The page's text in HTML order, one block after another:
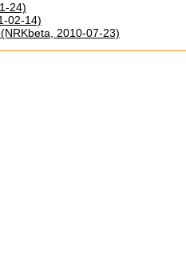
24)
02-14)
2010-07-23)